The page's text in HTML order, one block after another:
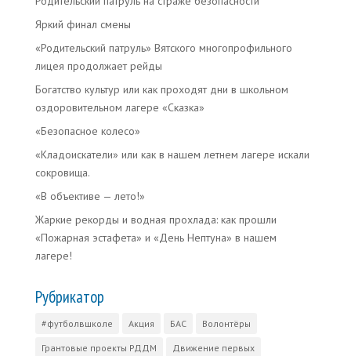
Яркий финал смены
«Родительский патруль» Вятского многопрофильного
лицея продолжает рейды
Богатство культур или как проходят дни в школьном
оздоровительном лагере «Сказка»
«Безопасное колесо»
«Кладоискатели» или как в нашем летнем лагере искали
сокровища.
«В объективе — лето!»
Жаркие рекорды и водная прохлада: как прошли
«Пожарная эстафета» и «День Нептуна» в нашем
лагере!
Рубрикатор
#футболвшколе Акция БАС Волонтёры
Грантовые проекты РДДМ Движение первых